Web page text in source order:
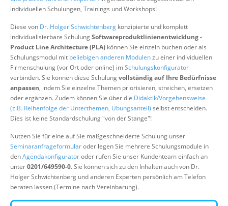
Über uns
Suche
individuellen Schulungen, Trainings und Workshops!
Diese von Dr. Holger Schwichtenberg konzipierte und komplett
individualisierbare SchulungSoftwareproduktlinienentwicklung -
Product Line Architecture (PLA) können Sie einzeln buchen oder als
Schulungsmodul mit beliebigen anderen Modulenzu einer individuellen
Firmenschulung (vor Ort oder online) imSchulungskonfigurator
verbinden. Sie können diese Schulungvollständig auf Ihre Bedürfnisse
anpassen, indem Sie einzelne Themen priorisieren, streichen, ersetzen
oder ergänzen. Zudem können Sie über die Didaktik/Vorgehensweise
(z.B. Reihenfolge der Unterthemen, Übungsanteil) selbst entscheiden.
Dies ist keine Standardschulung "von der Stange"!
Nutzen Sie für eine auf Sie maßgeschneiderte Schulung unser
Seminaranfrageformularoder legen Sie mehrere Schulungsmodule in
denAgendakonfiguratoroder rufen Sie unser Kundenteam einfach an
unter0201/649590-0. Sie können sich zu den Inhalten auch von Dr.
Holger Schwichtenberg und anderen Experten persönlich am Telefon
beraten lassen (Termine nach Vereinbarung).